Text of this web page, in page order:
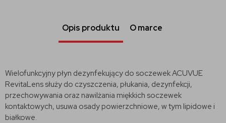
Opis produktu O marce
Wielofunkcyjny płyn dezynfekujący do soczewek ACUVUE
RevitaLens służy do czyszczenia, płukania, dezynfekcji,
przechowywania oraz nawilżania miękkich soczewek
kontaktowych, usuwa osady powierzchniowe, w tym lipidowe i
białkowe.